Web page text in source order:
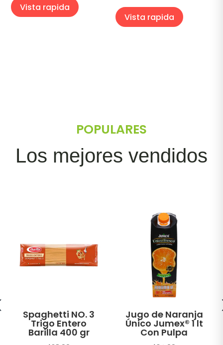
Vista rapida
Vista rapida
POPULARES
Los mejores vendidos
Spaghetti NO. 3
Trigo Entero
Barilla 400 gr
Jugo de Naranja
Único Jumex® 1 lt
Con Pulpa